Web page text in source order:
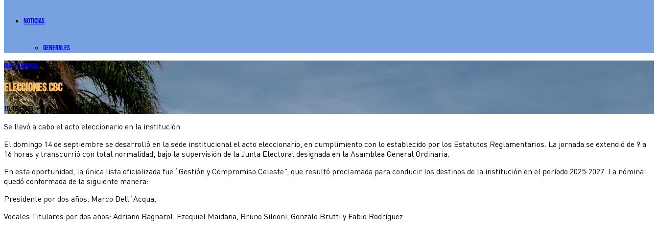
Noticias
Generales
Institucional
Elecciones CBC
15/09/2025
Se llevó a cabo el acto eleccionario en la institución
El domingo 14 de septiembre se desarrolló en la sede institucional el acto eleccionario, en cumplimiento con lo establecido por los Estatutos Reglamentarios. La jornada se extendió de 9 a
16 horas y transcurrió con total normalidad, bajo la supervisión de la Junta Electoral designada en la Asamblea General Ordinaria.
En esta oportunidad, la única lista oficializada fue “Gestión y Compromiso Celeste”, que resultó proclamada para conducir los destinos de la institución en el período 2025-2027. La nómina
quedó conformada de la siguiente manera:
Presidente por dos años: Marco Dell´Acqua.
Vocales Titulares por dos años: Adriano Bagnarol, Ezequiel Maidana, Bruno Sileoni, Gonzalo Brutti y Fabio Rodríguez.